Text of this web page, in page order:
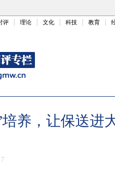
评 理论 文化 科技 教育
培养，让保送进